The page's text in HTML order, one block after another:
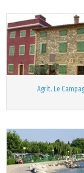
Agrit. Le